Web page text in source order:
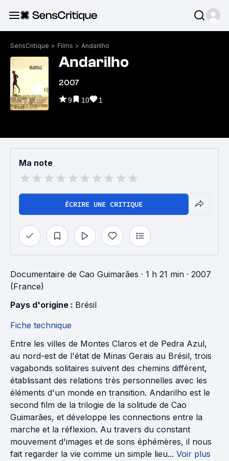
SensCritique > Films > Andarilho
Andarilho
2007
9 10 1
Ma note
ÉCRIRE UNE CRITIQUE
Documentaire de Cao Guimarães · 1 h 21 min · 2007
(France)
Pays d'origine : Brésil
Fiche technique
Entre les villes de Montes Claros et de Pedra Azul,
au nord-est de l'état de Minas Gerais au Brésil, trois
vagabonds solitaires suivent des chemins différent,
établissant des relations très personnelles avec les
éléments d'un monde en transition. Andarilho est le
second film de la trilogie de la solitude de Cao
Guimarães, et développe les connections entre la
marche et la réflexion. Au travers du constant
mouvement d'images et de sons éphémères, il nous
fait regarder la vie comme un simple lieu... Voir plus